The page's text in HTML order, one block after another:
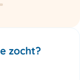
zocht?